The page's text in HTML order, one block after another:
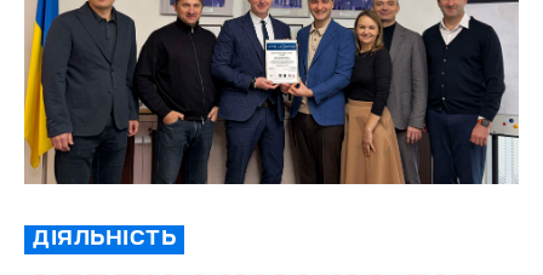
ДІЯЛЬНІСТЬ